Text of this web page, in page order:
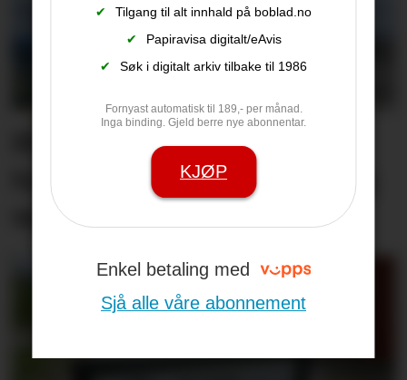
✔
Tilgang til alt innhald på boblad.no
✔
Papiravisa digitalt/eAvis
✔
Søk i digitalt arkiv tilbake til 1986
Fornyast automatisk til 189,- per månad.
Inga binding. Gjeld berre nye abonnentar.
KJØP
Enkel betaling med
Sjå alle våre abonnement
Hit drar nesten alle
turistane: – Det er utruleg
vakkert